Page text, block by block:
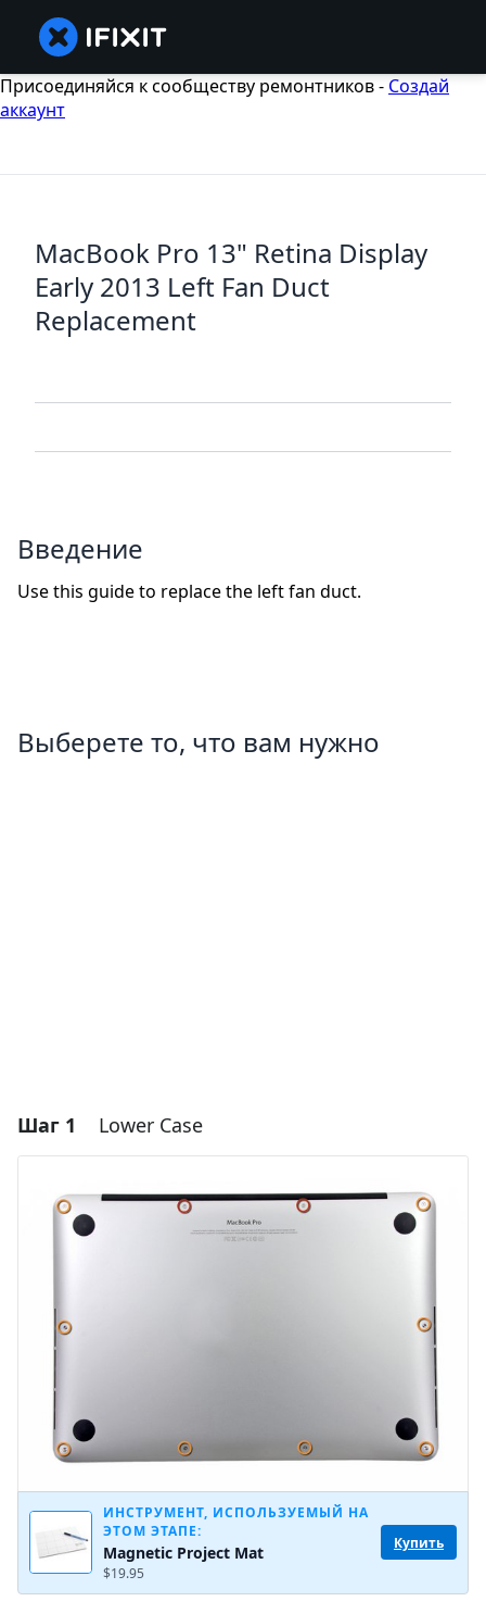
Присоединяйся к сообществу ремонтников - Создай
аккаунт
MacBook Pro 13" Retina Display
Early 2013 Left Fan Duct
Replacement
Введение
Use this guide to replace the left fan duct.
Выберете то, что вам нужно
Шаг 1 Lower Case
ИНСТРУМЕНТ, ИСПОЛЬЗУЕМЫЙ НА
ЭТОМ ЭТАПЕ:
Magnetic Project Mat
$19.95
Купить